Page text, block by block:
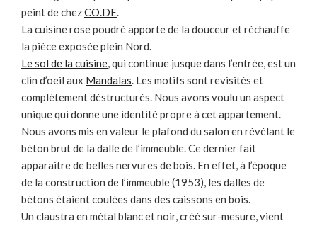
peint de chezCO.DE.
La cuisine rose poudré apporte de la douceur et réchauffe
la pièce exposée plein Nord.
Le sol de la cuisine, qui continue jusque dans l’entrée, est un
clin d’oeil aux Mandalas. Les motifs sont revisités et
complètement déstructurés. Nous avons voulu un aspect
unique qui donne une identité propre à cet appartement.
Nous avons mis en valeur le plafond du salon en révélant le
béton brut de la dalle de l’immeuble. Ce dernier fait
apparaitre de belles nervures de bois. En effet, à l’époque
de la construction de l’immeuble (1953), les dalles de
bétons étaient coulées dans des caissons en bois.
Un claustra en métal blanc et noir, créé sur-mesure, vient